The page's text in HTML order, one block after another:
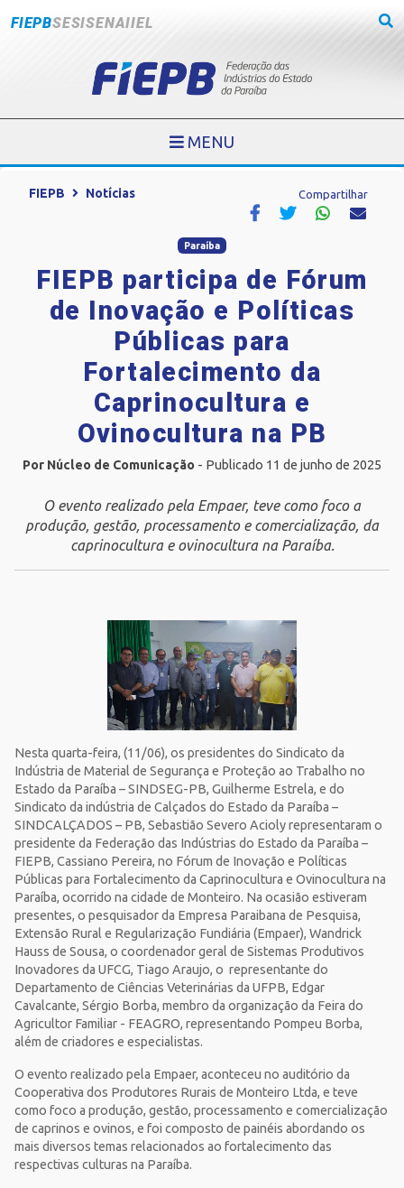
FIEPBSESISENAIIEL
MENU
FIEPB Notícias Compartilhar
Paraíba
FIEPB participa de Fórum
de Inovação e Políticas
Públicas para
Fortalecimento da
Caprinocultura e
Ovinocultura na PB
Por Núcleo de Comunicação - Publicado 11 de junho de 2025
O evento realizado pela Empaer, teve como foco a
produção, gestão, processamento e comercialização, da
caprinocultura e ovinocultura na Paraíba.
Nesta quarta-feira, (11/06), os presidentes do Sindicato da
Indústria de Material de Segurança e Proteção ao Trabalho no
Estado da Paraíba – SINDSEG-PB, Guilherme Estrela, e do
Sindicato da indústria de Calçados do Estado da Paraíba –
SINDCALÇADOS – PB, Sebastião Severo Acioly representaram o
presidente da Federação das Indústrias do Estado da Paraíba –
FIEPB, Cassiano Pereira, no Fórum de Inovação e Políticas
Públicas para Fortalecimento da Caprinocultura e Ovinocultura na
Paraíba, ocorrido na cidade de Monteiro. Na ocasião estiveram
presentes, o pesquisador da Empresa Paraibana de Pesquisa,
Extensão Rural e Regularização Fundiária (Empaer), Wandrick
Hauss de Sousa, o coordenador geral de Sistemas Produtivos
Inovadores da UFCG, Tiago Araujo, o representante do
Departamento de Ciências Veterinárias da UFPB, Edgar
Cavalcante, Sérgio Borba, membro da organização da Feira do
Agricultor Familiar - FEAGRO, representando Pompeu Borba,
além de criadores e especialistas.
O evento realizado pela Empaer, aconteceu no auditório da
Cooperativa dos Produtores Rurais de Monteiro Ltda, e teve
como foco a produção, gestão, processamento e comercialização
de caprinos e ovinos, e foi composto de painéis abordando os
mais diversos temas relacionados ao fortalecimento das
respectivas culturas na Paraíba.